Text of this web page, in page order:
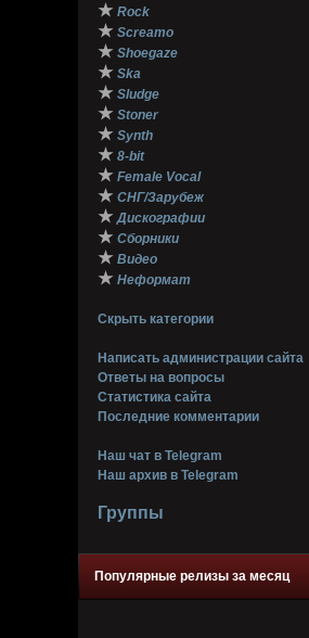
★ Rock
★ Screamo
★ Shoegaze
★ Ska
★ Sludge
★ Stoner
★ Synth
★ 8-bit
★ Female Vocal
★ СНГ/Зарубеж
★ Дискографии
★ Сборники
★ Видео
★ Неформат
Скрыть категории
Написать администрации сайта
Ответы на вопросы
Статистика сайта
Последние комментарии
Наш чат в Telegram
Наш архив в Telegram
Группы
Популярные релизы за месяц